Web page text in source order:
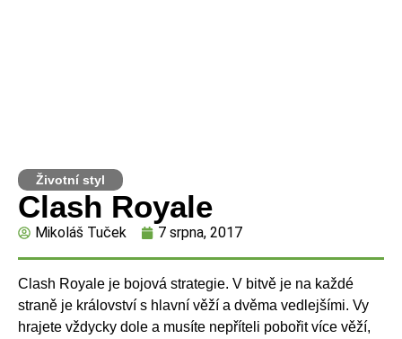
Životní styl
Clash Royale
Mikoláš Tuček 7 srpna, 2017
Clash Royale je bojová strategie. V bitvě je na každé
straně je království s hlavní věží a dvěma vedlejšími. Vy
hrajete vždycky dole a musíte nepříteli pobořit více věží,